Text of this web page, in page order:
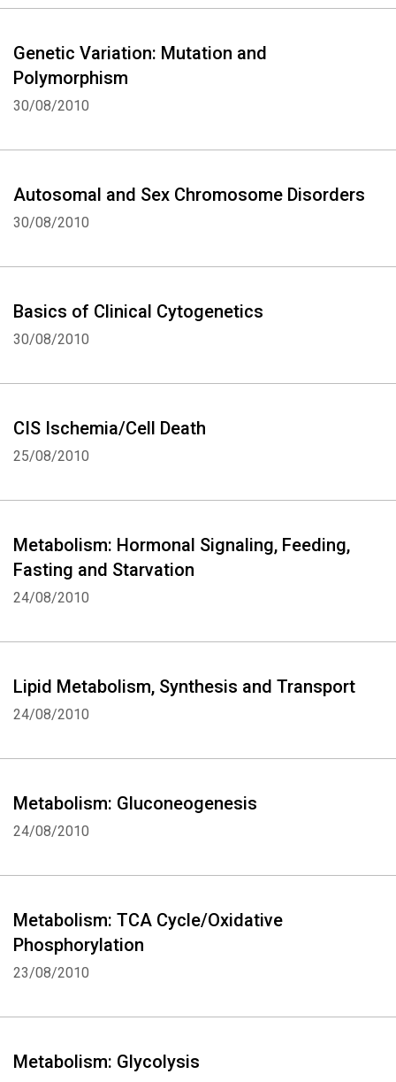
Genetic Variation: Mutation and
Polymorphism
30/08/2010
Autosomal and Sex Chromosome Disorders
30/08/2010
Basics of Clinical Cytogenetics
30/08/2010
CIS Ischemia/Cell Death
25/08/2010
Metabolism: Hormonal Signaling, Feeding,
Fasting and Starvation
24/08/2010
Lipid Metabolism, Synthesis and Transport
24/08/2010
Metabolism: Gluconeogenesis
24/08/2010
Metabolism: TCA Cycle/Oxidative
Phosphorylation
23/08/2010
Metabolism: Glycolysis